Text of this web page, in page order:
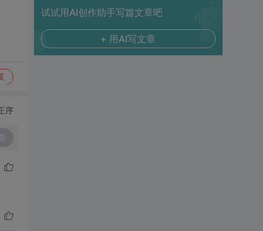
序
试试用AI创作助手写篇文章吧
+ 用AI写文章